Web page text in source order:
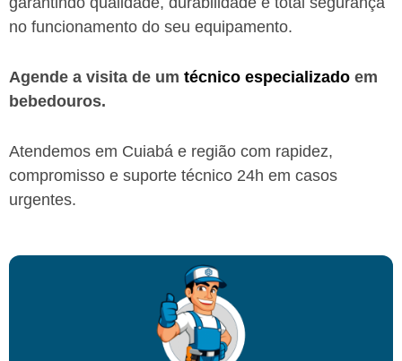
no funcionamento do seu equipamento.
Agende a visita de um técnico especializado em
bebedouros.
Atendemos em Cuiabá e região com rapidez,
compromisso e suporte técnico 24h em casos
urgentes.